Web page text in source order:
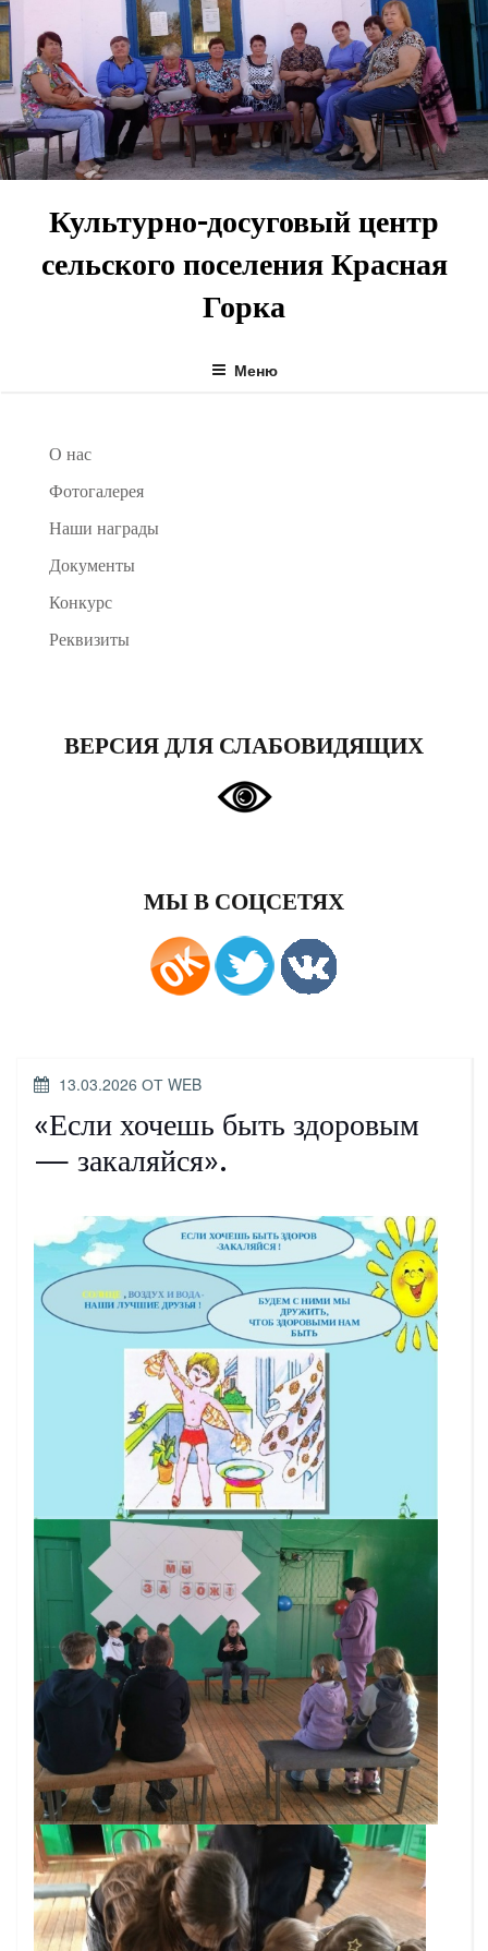
Перейти
к
содержимому
Культурно-досуговый центр
сельского поселения Красная
Горка
Меню
О нас
Фотогалерея
Наши награды
Документы
Конкурс
Реквизиты
ВЕРСИЯ ДЛЯ СЛАБОВИДЯЩИХ
МЫ В СОЦСЕТЯХ
ОПУБЛИКОВАНО
13.03.2026 ОТ WEB
«Если хочешь быть здоровым
— закаляйся».